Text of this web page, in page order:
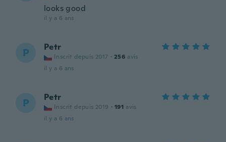
looks good
il y a 6 ans
P Petr
Inscrit depuis 2017 · 256 avis
il y a 6 ans
P Petr
Inscrit depuis 2019 · 191 avis
il y a 6 ans